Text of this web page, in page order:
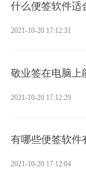
什么便签软件适
2021-10-20 17:12:31
敬业签在电脑上
2021-10-20 17:12:29
有哪些便签软件
2021-10-20 17:12:04